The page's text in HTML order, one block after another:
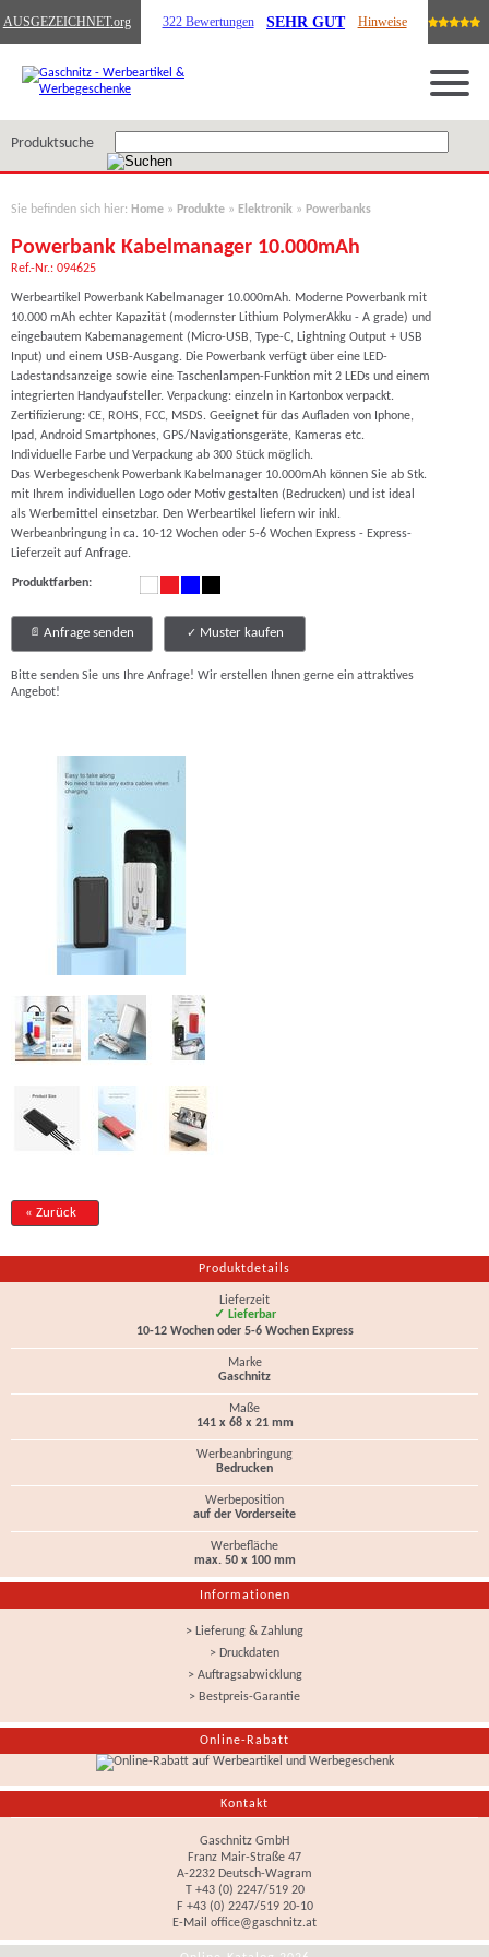
AUSGEZEICHNET.org 322 Bewertungen SEHR GUT Hinweise
Produktsuche
Sie befinden sich hier: Home » Produkte » Elektronik » Powerbanks
Powerbank Kabelmanager 10.000mAh
Ref.-Nr.: 094625
Werbeartikel Powerbank Kabelmanager 10.000mAh. Moderne Powerbank mit
10.000 mAh echter Kapazität (modernster Lithium PolymerAkku - A grade) und
eingebautem Kabemanagement (Micro-USB, Type-C, Lightning Output + USB
Input) und einem USB-Ausgang. Die Powerbank verfügt über eine LED-
Ladestandsanzeige sowie eine Taschenlampen-Funktion mit 2 LEDs und einem
integrierten Handyaufsteller. Verpackung: einzeln in Kartonbox verpackt.
Zertifizierung: CE, ROHS, FCC, MSDS. Geeignet für das Aufladen von Iphone,
Ipad, Android Smartphones, GPS/Navigationsgeräte, Kameras etc.
Individuelle Farbe und Verpackung ab 300 Stück möglich.
Das Werbegeschenk Powerbank Kabelmanager 10.000mAh können Sie ab Stk.
mit Ihrem individuellen Logo oder Motiv gestalten (Bedrucken) und ist ideal
als Werbemittel einsetzbar. Den Werbeartikel liefern wir inkl.
Werbeanbringung in ca. 10-12 Wochen oder 5-6 Wochen Express - Express-
Lieferzeit auf Anfrage.
Produktfarben:
Anfrage senden Muster kaufen
Bitte senden Sie uns Ihre Anfrage! Wir erstellen Ihnen gerne ein attraktives
Angebot!
« Zurück
Produktdetails
Lieferzeit
✓ Lieferbar
10-12 Wochen oder 5-6 Wochen Express
Marke
Gaschnitz
Maße
141 x 68 x 21 mm
Werbeanbringung
Bedrucken
Werbeposition
auf der Vorderseite
Werbefläche
max. 50 x 100 mm
Informationen
> Lieferung & Zahlung
> Druckdaten
> Auftragsabwicklung
> Bestpreis-Garantie
Online-Rabatt
Kontakt
Gaschnitz GmbH
Franz Mair-Straße 47
A-2232 Deutsch-Wagram
T +43 (0) 2247/519 20
F +43 (0) 2247/519 20-10
E-Mail office@gaschnitz.at